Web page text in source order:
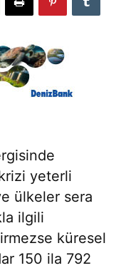
yeterli
ülkeler sera
ilgili
küresel
150 ila 792